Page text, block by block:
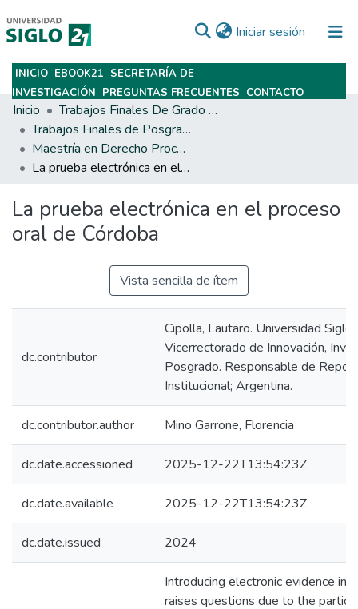
Iniciar sesión (current)
Subir
INICIO EBOOK21 SECRETARÍA DE
INVESTIGACIÓN PREGUNTAS FRECUENTES CONTACTO
Inicio
Trabajos Finales De Grado Y Posgrado
Trabajos Finales de Posgrados y Maestrías
Maestría en Derecho Procesal
La prueba electrónica en el proceso oral de Córdoba
La prueba electrónica en el proceso
oral de Córdoba
Vista sencilla de ítem
dc.contributor
Cipolla, Lautaro. Universidad Siglo
Vicerrectorado de Innovación,
Posgrado. Responsable de
Institucional; Argentina.
dc.contributor.author Mino Garrone, Florencia
dc.date.accessioned 2025-12-22T13:54:23Z
dc.date.available 2025-12-22T13:54:23Z
dc.date.issued 2024
Introducing electronic evidence in
raises questions due to the